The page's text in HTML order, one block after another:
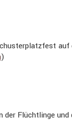
)
Flücht­linge